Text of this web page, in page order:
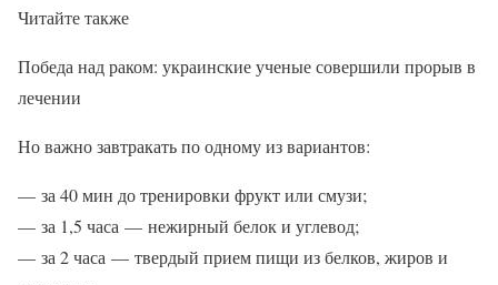
Читайте также
Победа над раком: украинские ученые совершили прорыв в
лечении
Но важно завтракать по одному из вариантов:
— за 40 мин до тренировки фрукт или смузи;
— за 1,5 часа — нежирный белок и углевод;
— за 2 часа — твердый прием пищи из белков, жиров и